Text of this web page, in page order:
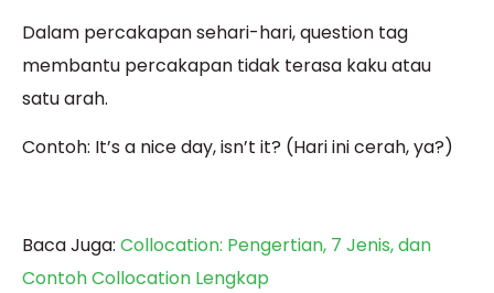
Dalam percakapan sehari-hari, question tag
membantu percakapan tidak terasa kaku atau
satu arah.
Contoh: It’s a nice day, isn’t it? (Hari ini cerah, ya?)
Baca Juga: Collocation: Pengertian, 7 Jenis, dan
Contoh Collocation Lengkap